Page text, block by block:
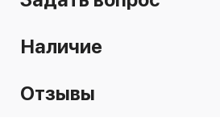
Наличие
Отзывы